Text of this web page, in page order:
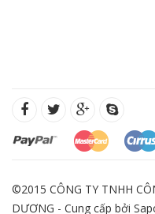
©2015 CÔNG TY TNHH
DƯƠNG - Cung cấp bởi